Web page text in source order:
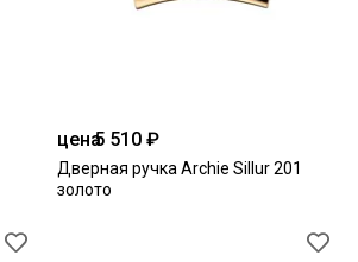
цена5 510 ₽
Дверная ручка Archie Sillur 201
золото